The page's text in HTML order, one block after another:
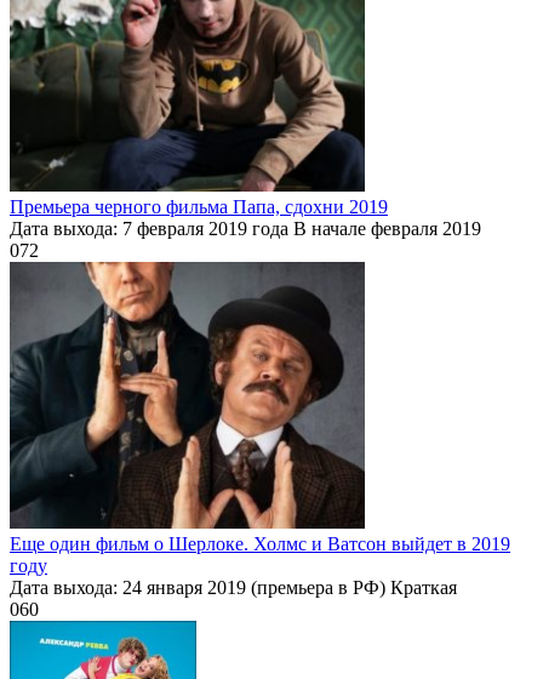
Премьера черного фильма Папа, сдохни 2019
Дата выхода: 7 февраля 2019 года В начале февраля 2019
072
Еще один фильм о Шерлоке. Холмс и Ватсон выйдет в 2019
году
Дата выхода: 24 января 2019 (премьера в РФ) Краткая
060